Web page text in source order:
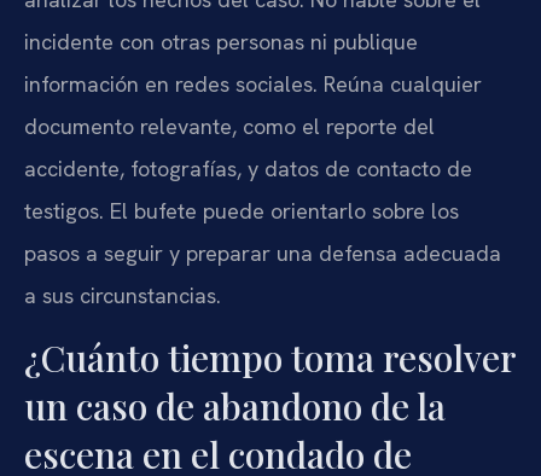
incidente con otras personas ni publique
información en redes sociales. Reúna cualquier
documento relevante, como el reporte del
accidente, fotografías, y datos de contacto de
testigos. El bufete puede orientarlo sobre los
pasos a seguir y preparar una defensa adecuada
a sus circunstancias.
¿Cuánto tiempo toma resolver
un caso de abandono de la
escena en el condado de